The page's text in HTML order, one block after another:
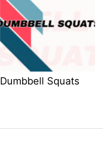
Dumbbell Squats